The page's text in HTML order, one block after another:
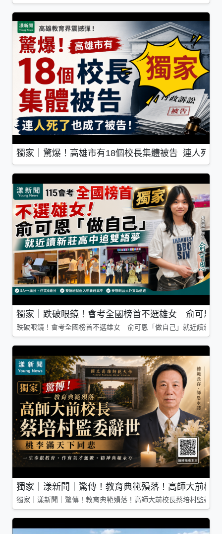
獨家｜驚爆！高雄市有18個校長集體被告 連人死了
獨家｜跌破眼鏡！會考全國榜首不選雄女 俞可恩
跌破眼鏡！會考全國榜首不選雄女 俞可恩「做自己」就近讀新莊
獨家｜漾新聞｜驚傳！教育典範殞落！高師大前校
獨家｜漾新聞｜驚傳！教育典範殞落！高師大前校長蔡培村監委